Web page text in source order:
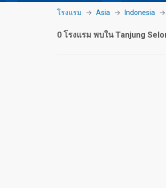
โรงแรม Asia Indonesia
0 โรงแรม พบใน Tanjung